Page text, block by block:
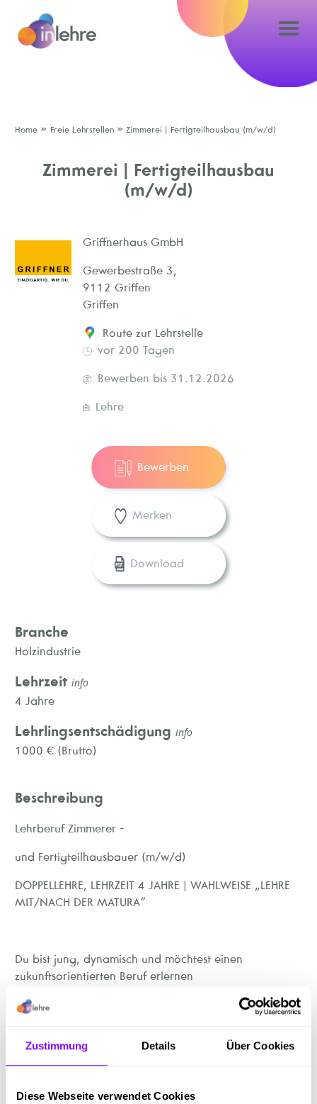
Zustimmung Details Über Cookies
Diese Webseite verwendet Cookies
Home » Freie Lehrstellen » Zimmerei | Fertigteilhausbau (m/w/d)
Zimmerei | Fertigteilhausbau
(m/w/d)
Griffnerhaus GmbH
Gewerbestraße 3,
9112 Griffen
Griffen
Route zur Lehrstelle
vor 200 Tagen
Bewerben bis 31.12.2026
Lehre
Bewerben
Merken
Download
Branche
Holzindustrie
Lehrzeit info
4 Jahre
Lehrlingsentschädigung info
1000 € (Brutto)
Beschreibung
Lehrberuf Zimmerer -
und Fertigteilhausbauer (m/w/d)
DOPPELLEHRE, LEHRZEIT 4 JAHRE | WAHLWEISE „LEHRE
MIT/NACH DER MATURA“
Du bist jung, dynamisch und möchtest einen
zukunftsorientierten Beruf erlernen
mit der Möglichkeit zur Matura und Weiterbildung -
Griffnerhaus - dem führenden Fertighausanbieter in
Österreich in punkto Qualität
und Ökologie. Wir bauen Häuser aus Holz nach